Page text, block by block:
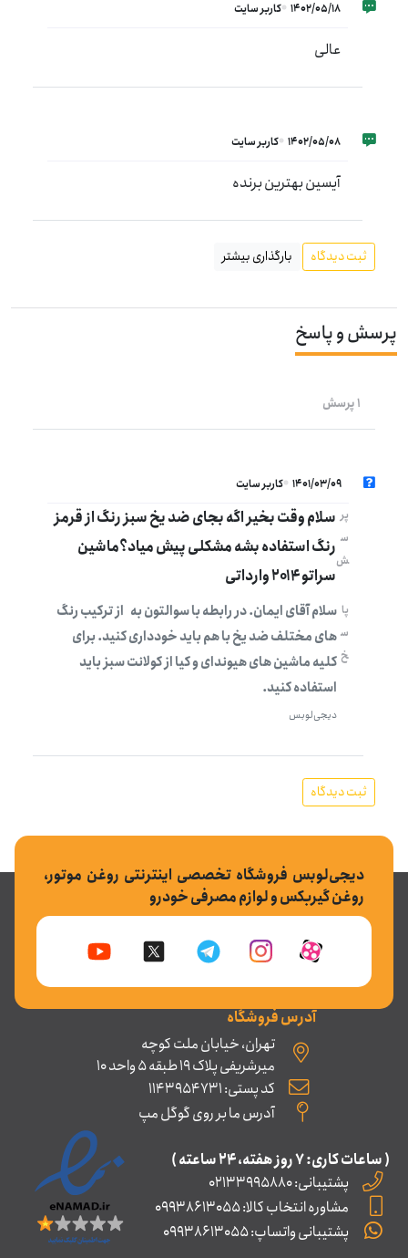
1402/05/18 کاربر سایت
عالی
1402/05/08 کاربر سایت
آیسین بهترین برنده
ثبت دیدگاه بارگذاری بیشتر
پرسش و پاسخ
1 پرسش
1401/03/09 کاربر سایت
پر
س
ش
سلام وقت بخیر اگه بجای ضد یخ سبز رنگ از قرمز
رنگ استفاده بشه مشکلی پیش میاد؟ماشین
سراتو ۲۰۱۴ وارداتی
پا
س
خ
سلام آقای ایمان. در رابطه با سوالتون به از ترکیب رنگ
های مختلف ضد یخ با هم باید خودداری کنید. برای
کلیه ماشین های هیوندای و کیا از کولانت سبز باید
استفاده کنید.
دیجی‌لوبس
ثبت دیدگاه
دیجی‌لوبس فروشگاه تخصصی اینترنتی روغن موتور،
روغن گیربکس و لوازم مصرفی خودرو
آدرس فروشگاه
تهران، خیابان ملت کوچه
میرشریفی پلاک 19 طبقه 5 واحد 10
کد پستی: 1143954731
آدرس ما بر روی گوگل مپ
( ساعات کاری: ۷ روز ﻫﻔﺘﻪ، ۲۴ ﺳﺎﻋﺘﻪ )
پشتیبانی: 02133995880
مشاوره انتخاب کالا: 09938613055
پشتیبانی واتساپ: 09938613055